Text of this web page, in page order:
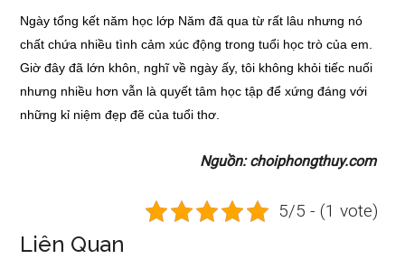
Ngày tổng kết năm học lớp Năm đã qua từ rất lâu nhưng nó
chất chứa nhiều tình cảm xúc động trong tuổi học trò của em.
Giờ đây đã lớn khôn, nghĩ về ngày ấy, tôi không khỏi tiếc nuối
nhưng nhiều hơn vẫn là quyết tâm học tập để xứng đáng với
những kỉ niệm đẹp đẽ của tuổi thơ.
Nguồn: choiphongthuy.com
5/5 - (1 vote)
Liên Quan